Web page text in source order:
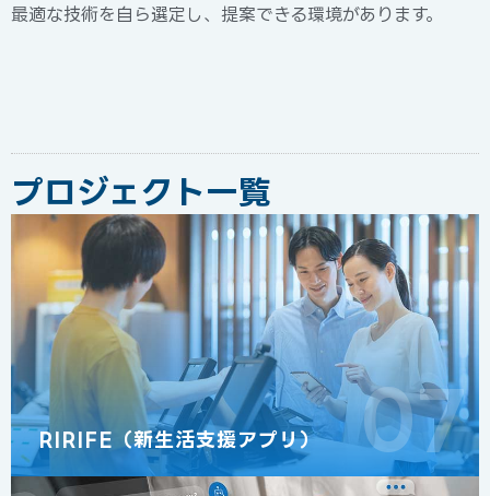
最適な技術を自ら選定し、提案できる環境があります。
プロジェクト一覧
07
RIRIFE（新生活支援アプリ）